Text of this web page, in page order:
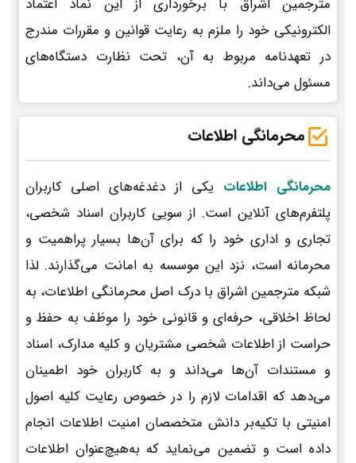
الکترونیکی خود را ملزم به رعایت قوانین و مقررات مندرج
در تعهدنامه مربوط به آن، تحت نظارت دستگاه‌های
مسئول می‌داند.
محرمانگی اطلاعات
محرمانگی اطلاعات یکی از دغدغه‌های اصلی کاربران
پلتفرم‌های آنلاین است. از سویی کاربران اسناد شخصی،
تجاری و اداری خود را که برای آن‌ها بسیار پراهمیت و
محرمانه است، نزد این موسسه به امانت می‌گذارند. لذا
شبکه مترجمین اشراق با درک اصل محرمانگی اطلاعات، به
لحاظ اخلاقی، حرفه‌ای و قانونی خود را موظف به حفظ و
حراست از اطلاعات شخصی مشتریان و کلیه مدارک، اسناد
و مستندات آن‌ها می‌داند و به کاربران خود اطمینان
می‌دهد که اقدامات لازم را در خصوص رعایت کلیه اصول
امنیتی با تکیه‌بر دانش متخصصان امنیت اطلاعات انجام
داده است و تضمین می‌نماید که به‌هیچ‌عنوان اطلاعات